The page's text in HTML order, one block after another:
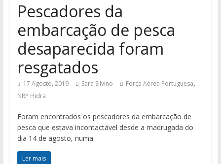
Pescadores da
embarcação de pesca
desaparecida foram
resgatados
17 Agosto, 2019 Sara Silvino Força Aérea Portuguesa,
NRP Hidra
Foram encontrados os pescadores da embarcação de
pesca que estava incontactável desde a madrugada do
dia 14 de agosto, numa
Ler mais